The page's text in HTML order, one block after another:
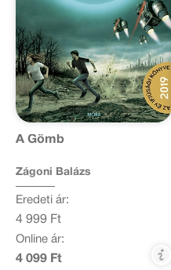
A Gömb
Zágoni Balázs
Eredeti ár:
4 999 Ft
Online ár:
4 099 Ft